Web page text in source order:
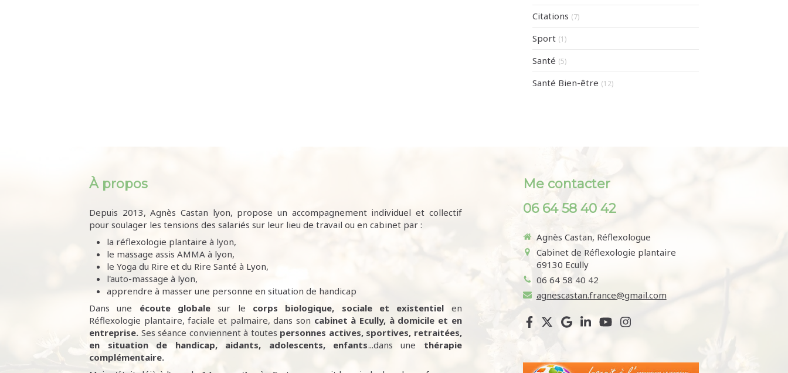
Citations (7)
Sport (1)
Santé (5)
Santé Bien-être (12)
À propos
Depuis 2013, Agnès Castan lyon, propose un accompagnement individuel et collectif
pour soulager les tensions des salariés sur leur lieu de travail ou en cabinet par :
la réflexologie plantaire à lyon,
le massage assis AMMA à lyon,
le Yoga du Rire et du Rire Santé à Lyon,
l'auto-massage à lyon,
apprendre à masser une personne en situation de handicap
Dans une écoute globale sur le corps biologique, sociale et existentiel en
Réflexologie plantaire, faciale et palmaire, dans son cabinet à Ecully, à domicile et en
entreprise. Ses séance conviennent à toutes personnes actives, sportives, retraitées,
en situation de handicap, aidants, adolescents, enfants...dans une thérapie
complémentaire.
Me contacter
06 64 58 40 42
Agnès Castan, Réflexologue
Cabinet de Réflexologie plantaire
69130 Ecully
06 64 58 40 42
agnescastan.france@gmail.com